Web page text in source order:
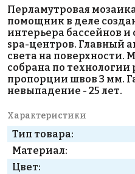
Перламутровая
помощник в деле
интерьера бассейнов и
spa-центров. Главный
света на поверхности.
собрана по технологии
пропорции швов 3 мм.
невыпадение - 25 лет.
Характеристики
Тип товара:
Материал:
Цвет: